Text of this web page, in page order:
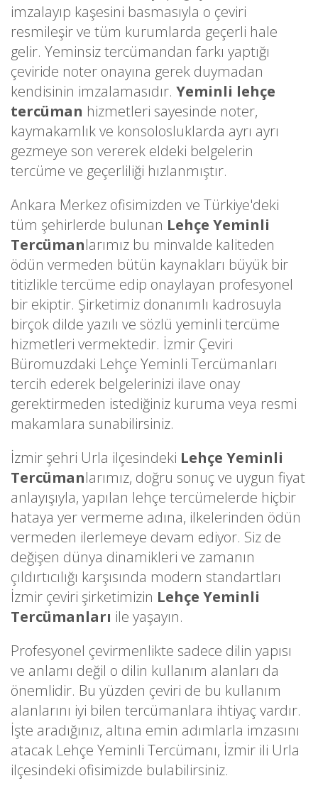
imzalayıp kaşesini basmasıyla o çeviri
resmileşir ve tüm kurumlarda geçerli hale
gelir. Yeminsiz tercümandan farkı yaptığı
çeviride noter onayına gerek duymadan
kendisinin imzalamasıdır. Yeminli lehçe
tercüman hizmetleri sayesinde noter,
kaymakamlık ve konsolosluklarda ayrı ayrı
gezmeye son vererek eldeki belgelerin
tercüme ve geçerliliği hızlanmıştır.
Ankara Merkez ofisimizden ve Türkiye'deki
tüm şehirlerde bulunan Lehçe Yeminli
Tercümanlarımız bu minvalde kaliteden
ödün vermeden bütün kaynakları büyük bir
titizlikle tercüme edip onaylayan profesyonel
bir ekiptir. Şirketimiz donanımlı kadrosuyla
birçok dilde yazılı ve sözlü yeminli tercüme
hizmetleri vermektedir. İzmir Çeviri
Büromuzdaki Lehçe Yeminli Tercümanları
tercih ederek belgelerinizi ilave onay
gerektirmeden istediğiniz kuruma veya resmi
makamlara sunabilirsiniz.
İzmir şehri Urla ilçesindeki Lehçe Yeminli
Tercümanlarımız, doğru sonuç ve uygun fiyat
anlayışıyla, yapılan lehçe tercümelerde hiçbir
hataya yer vermeme adına, ilkelerinden ödün
vermeden ilerlemeye devam ediyor. Siz de
değişen dünya dinamikleri ve zamanın
çıldırtıcılığı karşısında modern standartları
İzmir çeviri şirketimizin Lehçe Yeminli
Tercümanları ile yaşayın.
Profesyonel çevirmenlikte sadece dilin yapısı
ve anlamı değil o dilin kullanım alanları da
önemlidir. Bu yüzden çeviri de bu kullanım
alanlarını iyi bilen tercümanlara ihtiyaç vardır.
İşte aradığınız, altına emin adımlarla imzasını
atacak Lehçe Yeminli Tercümanı, İzmir ili Urla
ilçesindeki ofisimizde bulabilirsiniz.